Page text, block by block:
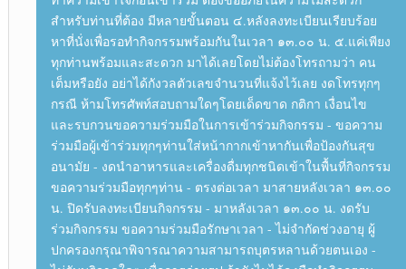
สำหรับท่านที่ต้อง มีหลายขั้นตอน ๔.หลังลงทะเบียนเรียบร้อย
หาที่นั่งเพื่อรอทำกิจกรรมพร้อมกันในเวลา ๑๓.๐๐ น. ๕.แค่เพียง
ทุกท่านพร้อมและสะดวก มาได้เลยโดยไม่ต้องโทรถามว่า คน
เต็มหรือยัง อย่าได้กังวลตัวเลขจำนวนที่แจ้งไว้เลย งดโทรทุกๆ
กรณี ห้ามโทรศัพท์สอบถามใดๆโดยเด็ดขาด กติกา เงื่อนไข
และรบกวนขอความร่วมมือในการเข้าร่วมกิจกรรม - ขอความ
ร่วมมือผู้เข้าร่วมทุกๆท่านใส่หน้ากากเข้าหากันเพื่อป้องกันสุข
อนามัย - งดนำอาหารและเครื่องดื่มทุกชนิดเข้าในพื้นที่กิจกรรม
ขอความร่วมมือทุกๆท่าน - ตรงต่อเวลา มาสายหลังเวลา ๑๓.๐๐
น. ปิดรับลงทะเบียนกิจกรรม - มาหลังเวลา ๑๓.๐๐ น. งดรับ
ร่วมกิจกรรม ขอความร่วมมือรักษาเวลา - ไม่จำกัดช่วงอายุ ผู้
ปกครองกรุณาพิจารณาความสามารถบุตรหลานด้วยตนเอง -